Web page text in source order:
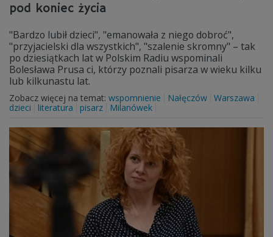
pod koniec życia
"Bardzo lubił dzieci", "emanowała z niego dobroć",
"przyjacielski dla wszystkich", "szalenie skromny" – tak
po dziesiątkach lat w Polskim Radiu wspominali
Bolesława Prusa ci, którzy poznali pisarza w wieku kilku
lub kilkunastu lat.
Zobacz więcej na temat: wspomnienie Nałęczów Warszawa
dzieci
literatura pisarz Milanówek